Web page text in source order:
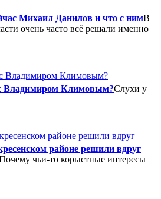
Михаил Данилов и что с нимВ
очень часто всё решали именно
с Владимиром Климовым?Слухи у
районе решили вдруг
чьи-то корыстные интересы